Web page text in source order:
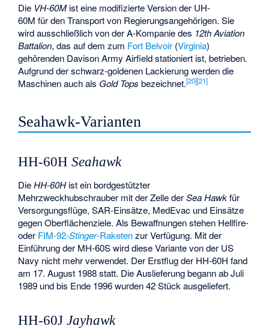
Die VH-60M ist eine modifizierte Version der UH-
60M für den Transport von Regierungsangehörigen. Sie
wird ausschließlich von der A-Kompanie des 12th Aviation
Battalion, das auf dem zum Fort Belvoir (Virginia)
gehörenden Davison Army Airfield stationiert ist, betrieben.
Aufgrund der schwarz-goldenen Lackierung werden die
Maschinen auch als Gold Tops bezeichnet.[20][21]
Seahawk-Varianten
HH-60HSeahawk
DieHH-60Hist ein bordgestützter
Mehrzweckhubschrauber mit der Zelle derSea Hawkfür
Versorgungsflüge, SAR-Einsätze, MedEvac und Einsätze
gegen Oberflächenziele. Als Bewaffnungen stehen Hellfire-
oder FIM-92-Stinger-Raketenzur Verfügung. Mit der
Einführung der MH-60S wird diese Variante von der US
Navy nicht mehr verwendet. Der Erstflug der HH-60H fand
am 17. August 1988 statt. Die Auslieferung begann ab Juli
1989 und bis Ende 1996 wurden 42 Stück ausgeliefert.
HH-60JJayhawk